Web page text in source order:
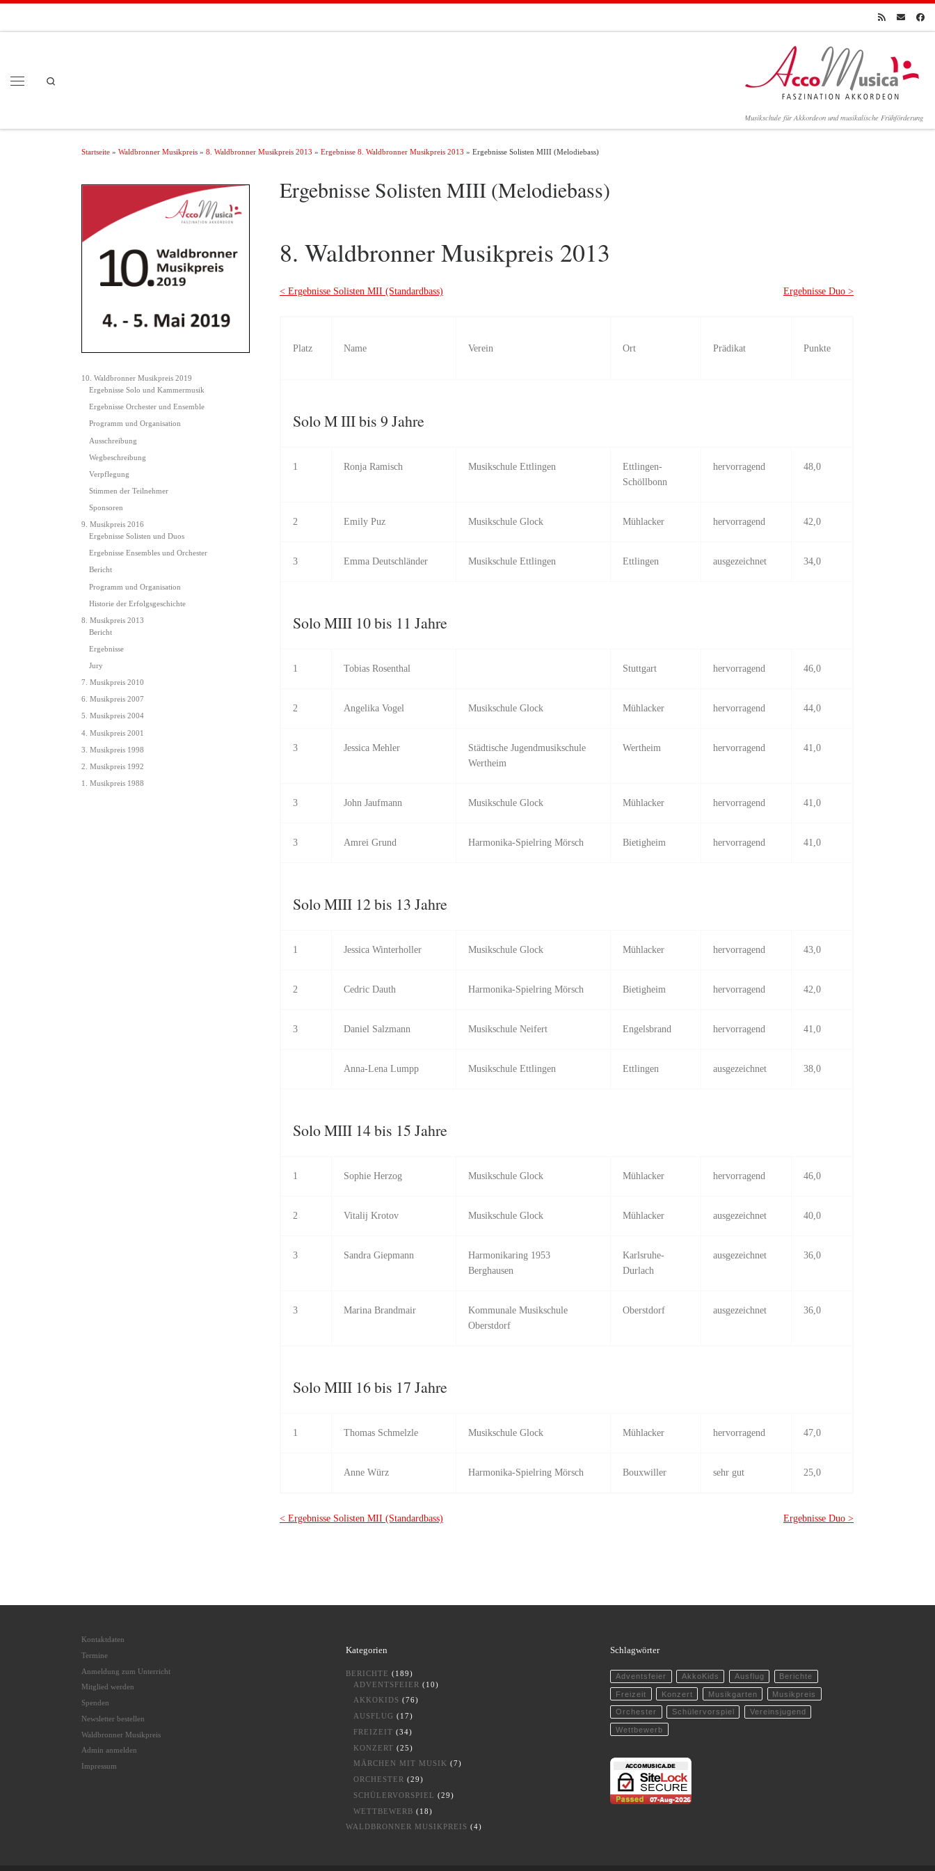
Musikschule für Akkordeon und musikalische Frühförderung
Startseite » Waldbronner Musikpreis » 8. Waldbronner Musikpreis 2013 » Ergebnisse 8. Waldbronner Musikpreis 2013 » Ergebnisse Solisten MIII (Melodiebass)
Ergebnisse Solisten MIII (Melodiebass)
8. Waldbronner Musikpreis 2013
< Ergebnisse Solisten MII (Standardbass) Ergebnisse Duo >
Platz Name Verein Ort Prädikat Punkte
Solo M III bis 9 Jahre
1 Ronja Ramisch Musikschule Ettlingen
Ettlingen-
Schöllbonn
hervorragend 48,0
2 Emily Puz Musikschule Glock Mühlacker hervorragend 42,0
3 Emma Deutschländer Musikschule Ettlingen Ettlingen ausgezeichnet 34,0
Solo MIII 10 bis 11 Jahre
1 Tobias Rosenthal Stuttgart hervorragend 46,0
2 Angelika Vogel Musikschule Glock Mühlacker hervorragend 44,0
3 Jessica Mehler
Städtische Jugendmusikschule
Wertheim
Wertheim hervorragend 41,0
3 John Jaufmann Musikschule Glock Mühlacker hervorragend 41,0
3 Amrei Grund Harmonika-Spielring Mörsch Bietigheim hervorragend 41,0
Solo MIII 12 bis 13 Jahre
1 Jessica Winterholler Musikschule Glock Mühlacker hervorragend 43,0
2 Cedric Dauth Harmonika-Spielring Mörsch Bietigheim hervorragend 42,0
3 Daniel Salzmann Musikschule Neifert Engelsbrand hervorragend 41,0
Anna-Lena Lumpp Musikschule Ettlingen Ettlingen ausgezeichnet 38,0
Solo MIII 14 bis 15 Jahre
1 Sophie Herzog Musikschule Glock Mühlacker hervorragend 46,0
2 Vitalij Krotov Musikschule Glock Mühlacker ausgezeichnet 40,0
3 Sandra Giepmann
Harmonikaring 1953
Berghausen
Karlsruhe-
Durlach
ausgezeichnet 36,0
3 Marina Brandmair
Kommunale Musikschule
Oberstdorf
Oberstdorf ausgezeichnet 36,0
Solo MIII 16 bis 17 Jahre
1 Thomas Schmelzle Musikschule Glock Mühlacker hervorragend 47,0
Anne Würz Harmonika-Spielring Mörsch Bouxwiller sehr gut 25,0
< Ergebnisse Solisten MII (Standardbass) Ergebnisse Duo >
10. Waldbronner Musikpreis 2019
Ergebnisse Solo und Kammermusik
Ergebnisse Orchester und Ensemble
Programm und Organisation
Ausschreibung
Wegbeschreibung
Verpflegung
Stimmen der Teilnehmer
Sponsoren
9. Musikpreis 2016
Ergebnisse Solisten und Duos
Ergebnisse Ensembles und Orchester
Bericht
Programm und Organisation
Historie der Erfolgsgeschichte
8. Musikpreis 2013
Bericht
Ergebnisse
Jury
7. Musikpreis 2010
6. Musikpreis 2007
5. Musikpreis 2004
4. Musikpreis 2001
3. Musikpreis 1998
2. Musikpreis 1992
1. Musikpreis 1988
Kontaktdaten
Termine
Anmeldung zum Unterricht
Mitglied werden
Spenden
Newsletter bestellen
Waldbronner Musikpreis
Admin anmelden
Impressum
Kategorien
BERICHTE (189)
ADVENTSFEIER (10)
AKKOKIDS (76)
AUSFLUG (17)
FREIZEIT (34)
KONZERT (25)
MÄRCHEN MIT MUSIK (7)
ORCHESTER (29)
SCHÜLERVORSPIEL (29)
WETTBEWERB (18)
WALDBRONNER MUSIKPREIS (4)
Schlagwörter
Adventsfeier AkkoKids Ausflug Berichte
Freizeit Konzert Musikgarten Musikpreis
Orchester Schülervorspiel Vereinsjugend
Wettbewerb